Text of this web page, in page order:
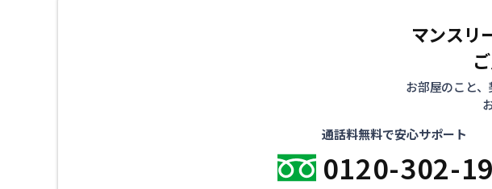
マンスリ
お部屋のこと
通話料無料で安心サポート
0120-302-